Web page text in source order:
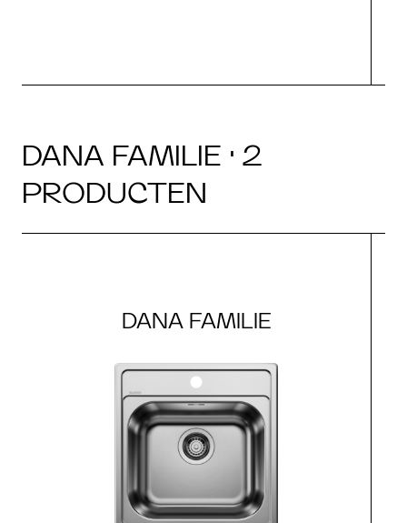
DANA FAMILIE · 2
PRODUCTEN
DANA FAMILIE